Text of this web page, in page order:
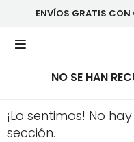
ENVÍOS GRATIS

NO SE HAN
¡Lo sentimos! No
sección.